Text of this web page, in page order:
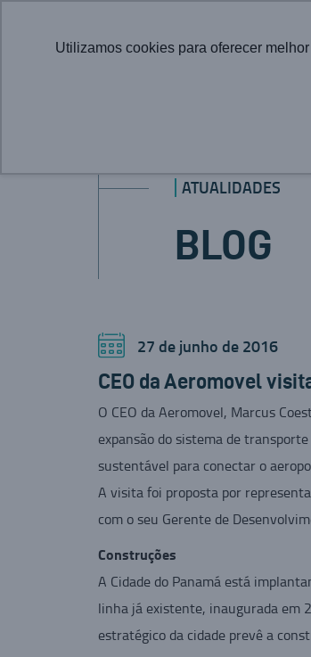
Utilizamos cookies para oferecer
ATUALIDADES
BLOG
27 de junho de 2016
CEO da Aeromovel
O CEO da Aeromovel, Marcus
expansão do sistema de
sustentável para conectar o
A visita foi proposta por
com o seu Gerente de
Construções
A Cidade do Panamá está
linha já existente, inaugurada em
estratégico da cidade prevê a